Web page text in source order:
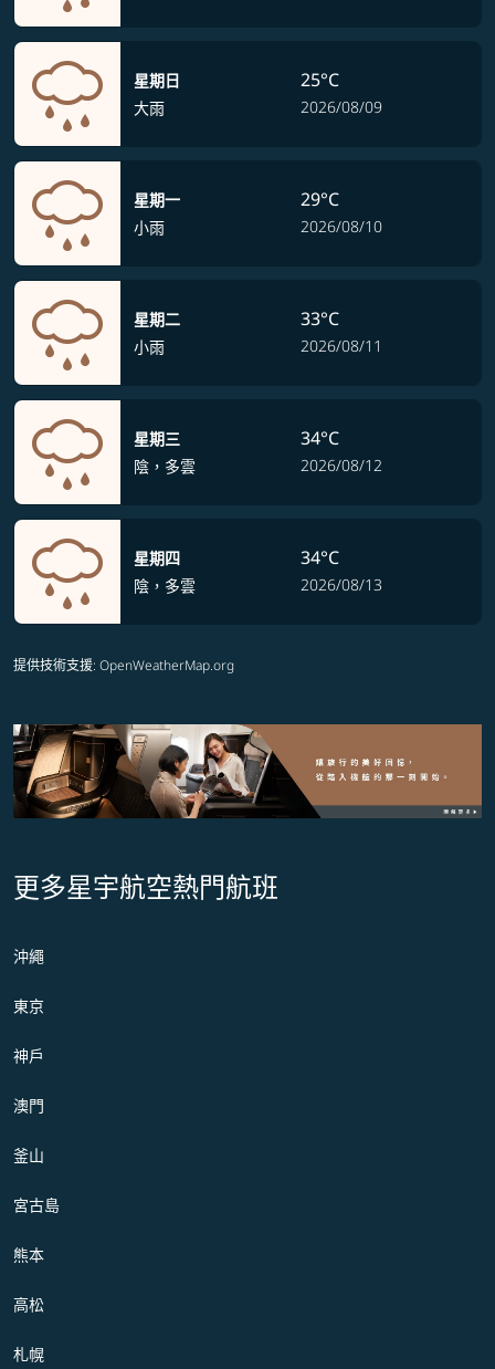
星期日
大雨
25°C
2026/08/09
星期一
小雨
29°C
2026/08/10
星期二
小雨
33°C
2026/08/11
星期三
陰，多雲
34°C
2026/08/12
星期四
陰，多雲
34°C
2026/08/13
提供技術支援: OpenWeatherMap.org
更多星宇航空熱門航班
沖繩
東京
神戶
澳門
釜山
宮古島
熊本
高松
札幌